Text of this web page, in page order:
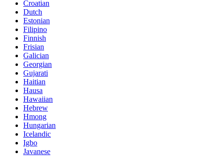
Croatian
Dutch
Estonian
Filipino
Finnish
Frisian
Galician
Georgian
Gujarati
Haitian
Hausa
Hawaiian
Hebrew
Hmong
Hungarian
Icelandic
Igbo
Javanese